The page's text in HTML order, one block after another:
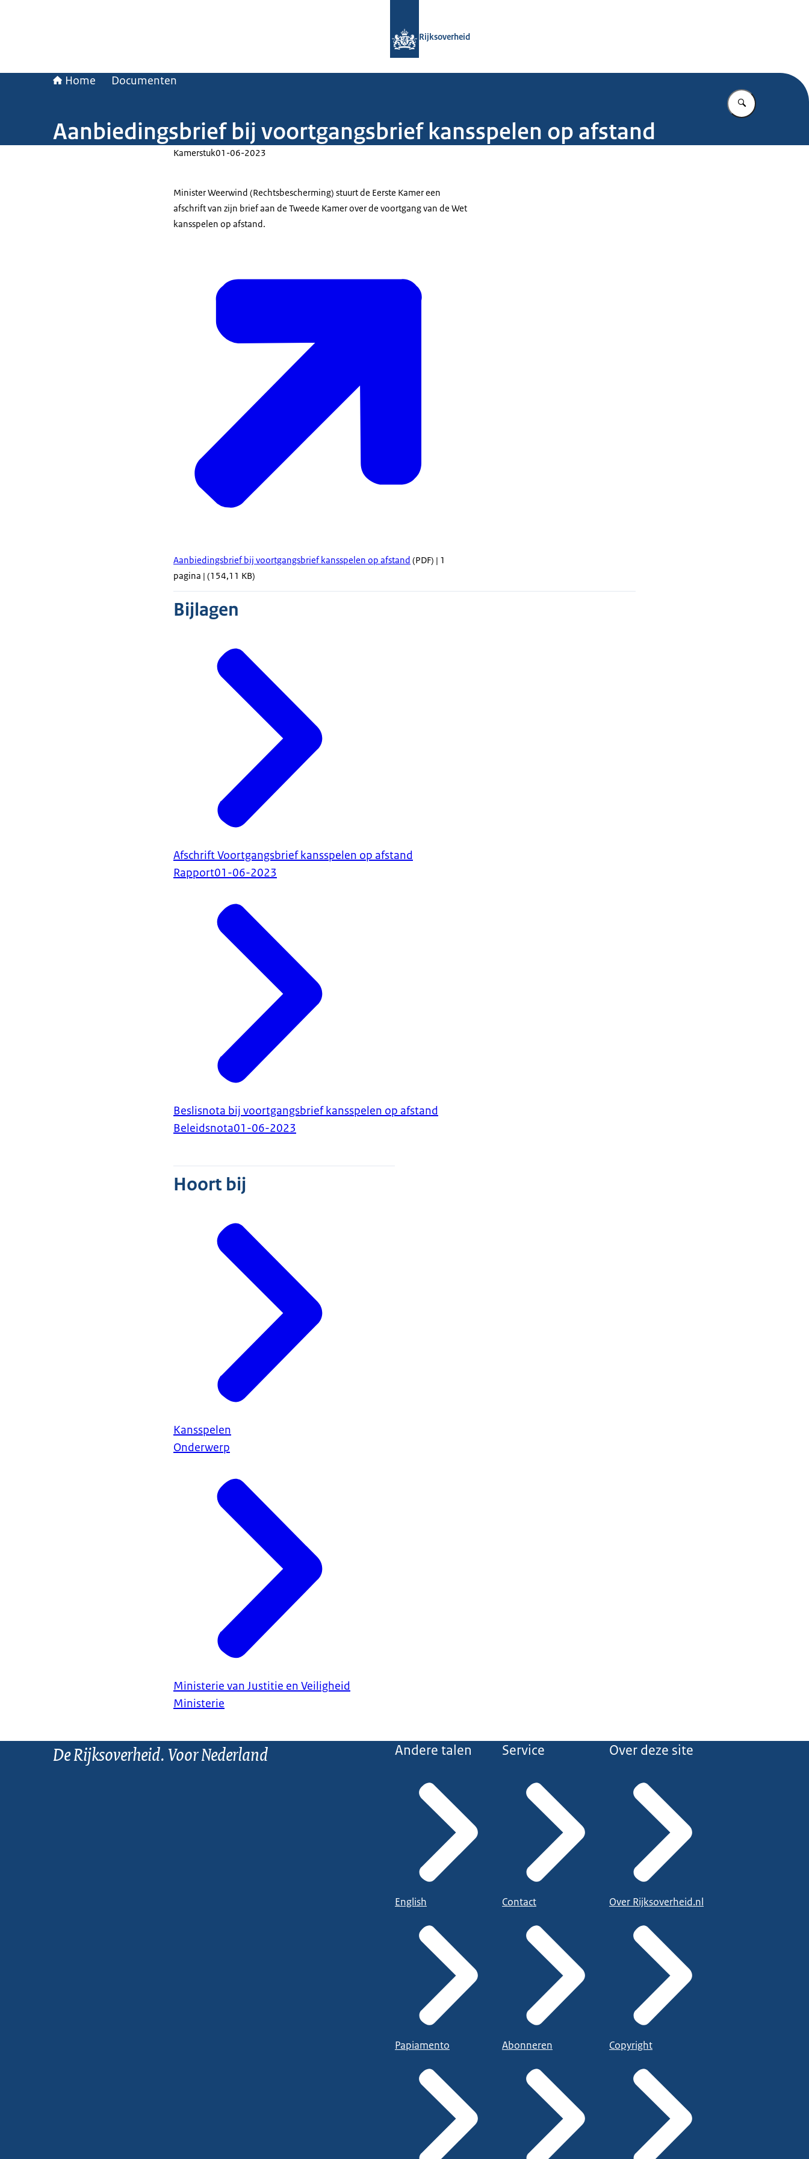
Rijksoverheid
Home Documenten
Vul in wat u
Aanbiedingsbrief bij voortgangsbrief kansspelen op afstand
Kamerstuk01-06-2023
Minister Weerwind (Rechtsbescherming) stuurt de Eerste Kamer een
afschrift van zijn brief aan de Tweede Kamer over de voortgang van de Wet
kansspelen op afstand.
Aanbiedingsbrief bij voortgangsbrief kansspelen op afstand (PDF) | 1
pagina | (154,11 KB)
Bijlagen
Afschrift Voortgangsbrief kansspelen op afstand
Rapport01-06-2023
Beslisnota bij voortgangsbrief kansspelen op afstand
Beleidsnota01-06-2023
Hoort bij
Kansspelen
Onderwerp
Ministerie van Justitie en Veiligheid
Ministerie
De Rijksoverheid. Voor Nederland Andere talen
English
Papiamento
Service
Contact
Abonneren
Over deze site
Over Rijksoverheid.nl
Copyright